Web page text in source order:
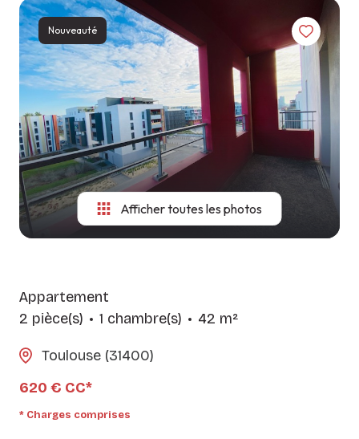
CONSITUTER
VOTRE
DOSSIER
GUIDE DU
LOCATAIRE
LES
AGENCES
NOS
MÉTIERS
CONTACT
SYNDIC
Nouveauté
Afficher toutes les photos
Appartement
2 pièce(s)
1 chambre(s) 42 m²
Toulouse (31400)
620 € CC*
* Charges comprises